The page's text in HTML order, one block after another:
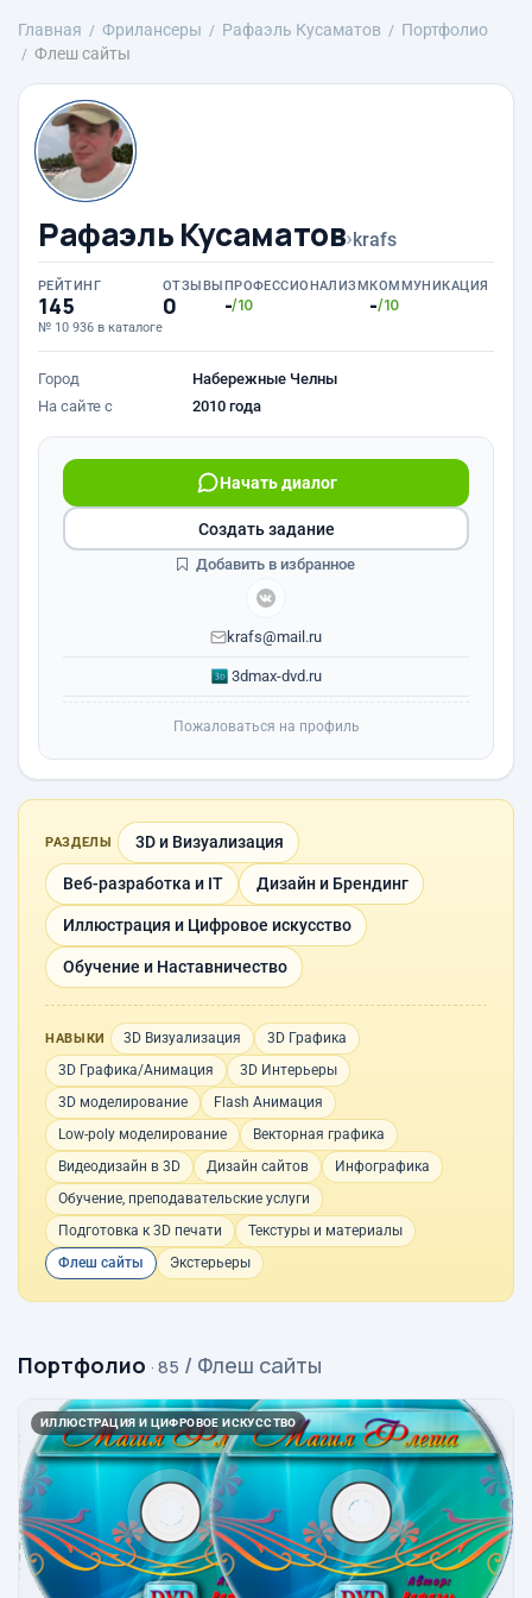
Главная Фрилансеры Рафаэль Кусаматов
Портфолио
Флеш сайты
Рафаэль Кусаматов›krafs
РЕЙТИНГ
145
№ 10 936 в каталоге
ОТЗЫВЫ
0
ПРОФЕССИОНАЛИЗМ
-/10
КОММУНИКАЦИЯ
-/10
Город
Набережные Челны
На сайте с
2010 года
Начать диалог
krafs@mail.ru
3dmax-dvd.ru
Создать задание
Добавить в избранное
Пожаловаться на профиль
РАЗДЕЛЫ 3D и Визуализация
Веб-разработка и IT Дизайн и Брендинг
Иллюстрация и Цифровое искусство
Обучение и Наставничество
НАВЫКИ 3D Визуализация
3D Графика
3D Графика/Анимация
3D Интерьеры
3D моделирование
Flash Анимация
Low-poly моделирование
Векторная графика
Видеодизайн в 3D
Дизайн сайтов
Инфографика
Обучение, преподавательские услуги
Подготовка к 3D печати
Текстуры и материалы
Флеш сайты
Экстерьеры
Портфолио · 85 / Флеш сайты
ИЛЛЮСТРАЦИЯ И ЦИФРОВОЕ ИСКУССТВО